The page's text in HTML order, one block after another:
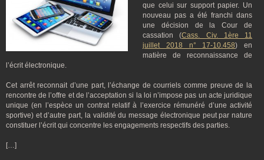
que celui sur support papier. Un
nouveau pas a été franchi dans
une décision de la Cour de
cassation (Cass. Civ. 1ère 11
juillet 2018 n° 17-10.458) en
matière de reconnaissance de
l’écrit électronique.
Cet arrêt reconnait d’une part, l’échange de courriels comme preuve de la
rencontre de l’offre et de l’acceptation si la loi n’impose pas un acte juridique
unique (en l’espèce un contrat relatif à l’exercice rémunéré d’une activité
sportive) et d’autre part, la validité du message électronique peut par nature
constituer l’écrit qui concentre les engagements respectifs des parties.
[…]